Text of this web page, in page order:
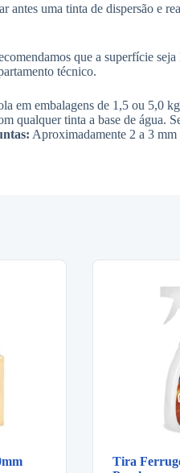
antes uma tinta de dispersão e
que a superfície
técnico.
em embalagens de 1,5 ou 5,0
qualquer tinta a base de água.
Aproximadamente 2 a 3 mm
Tira